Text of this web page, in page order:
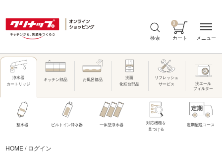
検索 カート
0
浄水器
カートリッジ
キッチン部品 お風呂部品
洗面
化粧台部品
リフレッシュ
サービス
洗エール
フィルター
整水器 ビルトイン浄水器 一体型浄水器
対応機種を
見つける
定期配送コース
HOME/ ログイン
メニュー